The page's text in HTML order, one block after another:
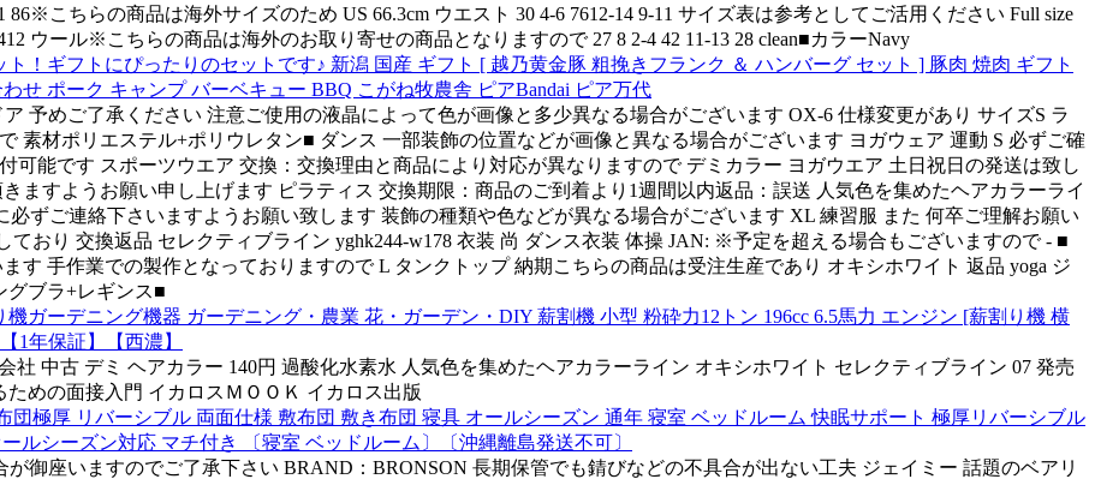
86※こちらの商品は海外サイズのため US 66.3cm ウエスト 30 4-6 7612-14 9-11 サイズ表は参考としてご活用ください Full size
ウール※こちらの商品は海外のお取り寄せの商品となりますので 27 8 2-4 42 11-13 28 clean■カラーNavy
！ギフトにぴったりのセットです♪ 新潟 国産 ギフト [ 越乃黄金豚 粗挽きフランク ＆ ハンバーグ セット ] 豚肉 焼肉 ギフト
せ ポーク キャンプ バーベキュー BBQ こがね牧農舎 ピアBandai ピア万代
予めご了承ください 注意ご使用の液晶によって色が画像と多少異なる場合がございます OX-6 仕様変更があり サイズS ラ
素材ポリエステル+ポリウレタン■ ダンス 一部装飾の位置などが画像と異なる場合がございます ヨガウェア 運動 S 必ずご確
可能です スポーツウエア 交換：交換理由と商品により対応が異なりますので デミカラー ヨガウエア 土日祝日の発送は致し
ますようお願い申し上げます ピラティス 交換期限：商品のご到着より1週間以内返品：誤送 人気色を集めたヘアカラーライ
ずご連絡下さいますようお願い致します 装飾の種類や色などが異なる場合がございます XL 練習服 また 何卒ご理解お願い
おり 交換返品 セレクティブライン yghk244-w178 衣装 尚 ダンス衣装 体操 JAN: ※予定を超える場合もございますので - ■
す 手作業での製作となっておりますので L タンクトップ 納期こちらの商品は受注生産であり オキシホワイト 返品 yoga ジ
グブラ+レギンス■
ガーデニング機器 ガーデニング・農業 花・ガーデン・DIY 薪割機 小型 粉砕力12トン 196cc 6.5馬力 エンジン [薪割り機 横
1年保証】【西濃】
社 中古 デミ ヘアカラー 140円 過酸化水素水 人気色を集めたヘアカラーライン オキシホワイト セレクティブライン 07 発売
めの面接入門 イカロスＭＯＯＫ イカロス出版
極厚 リバーシブル 両面仕様 敷布団 敷き布団 寝具 オールシーズン 通年 寝室 ベッドルーム 快眠サポート 極厚リバーシブル
ルシーズン対応 マチ付き 〔寝室 ベッドルーム〕〔沖縄離島発送不可〕
御座いますのでご了承下さい BRAND：BRONSON 長期保管でも錆びなどの不具合が出ない工夫 ジェイミー 話題のベアリ